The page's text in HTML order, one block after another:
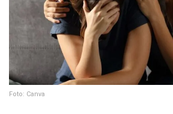
Foto: Canva